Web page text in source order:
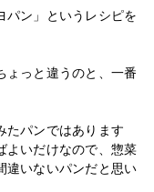
パン」というレシピを
ょっと違うのと、一番
たパンではあります
よいだけなので、惣菜
違いないパンだと思い